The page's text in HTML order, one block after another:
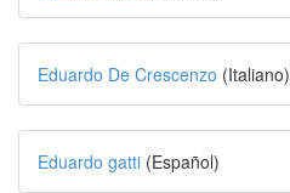
Eduardo De Crescenzo (Italiano)
Eduardo gatti (Español)